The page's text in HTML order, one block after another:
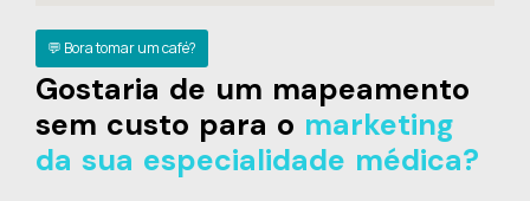
💬 Bora tomar um café?
Gostaria de um mapeamento
sem custo para o marketing
da sua especialidade médica?